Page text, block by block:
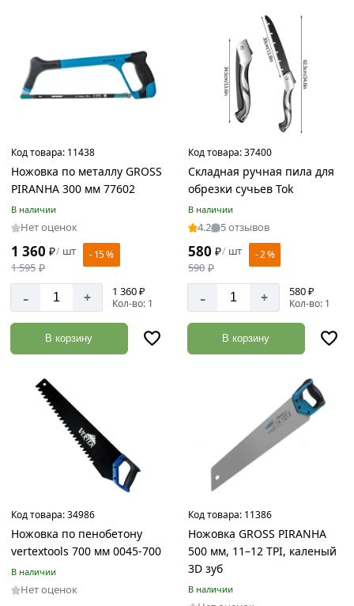
330
мм
400
мм
450
мм
мм
550
мм
600
2D
обратные
твердосплавной
универсальные
дюйм
Код товара: 11438
Ножовка по металлу GROSS
PIRANHA 300 мм 77602
В наличии
Нет оценок
1 360 ₽/ шт
1 595 ₽
- 15 %
- + 1 360 ₽
Кол-во: 1
В корзину
Код товара:37400
Складная ручная пила для
обрезки сучьев Tok
В наличии
4.2 5 отзывов
580 ₽/ шт
590 ₽
- 2 %
- + 580 ₽
Кол-во: 1
В корзину
Код товара:34986
Ножовка по пенобетону
vertextools 700 мм 0045-700
В наличии
Нет оценок
Код товара: 11386
Ножовка GROSS PIRANHA
500 мм, 11–12 TPI, каленый
3D зуб
В наличии